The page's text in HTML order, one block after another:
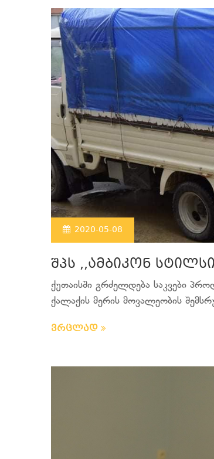
2020-05-08
შპს ,,ამბიკონ
ქუთაისში გრძელდება საკვები
ქალაქის მერის მოვალეობის
ვრცლად